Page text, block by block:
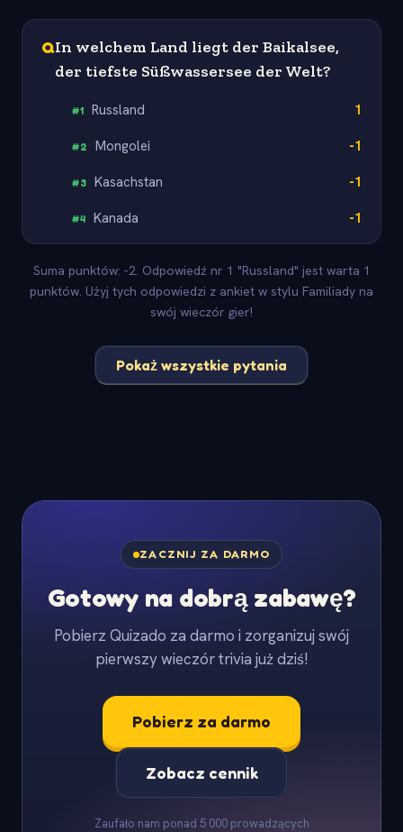
QIn welchem Land liegt der Baikalsee,
der tiefste Süßwassersee der Welt?
#1 Russland 1
#2 Mongolei -1
#3 Kasachstan -1
#4 Kanada -1
Suma punktów: -2. Odpowiedź nr 1 "Russland" jest warta 1
punktów. Użyj tych odpowiedzi z ankiet w stylu Familiady na
swój wieczór gier!
Pokaż wszystkie pytania
ZACZNIJ ZA DARMO
Gotowy na dobrą zabawę?
Pobierz Quizado za darmo i zorganizuj swój
pierwszy wieczór trivia już dziś!
Pobierz za darmo
Zobacz cennik
Zaufało nam ponad 5 000 prowadzących